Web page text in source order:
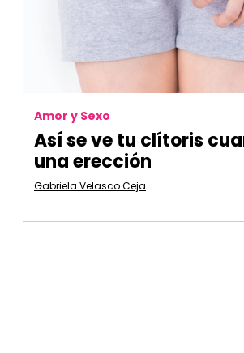
Amor y Sexo
Así se ve tu clítoris
una erección
Gabriela Velasco Ceja